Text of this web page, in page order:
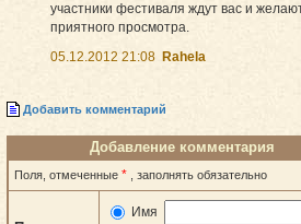
участники фестиваля ждут вас и
приятного просмотра.
05.12.2012 21:08 Rahela
Добавить комментарий
Добавление комментария
Поля, отмеченные * , заполнять обязательно
Имя